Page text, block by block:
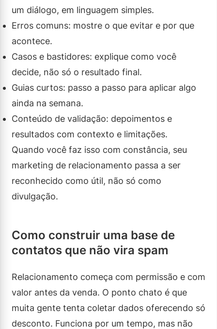
um diálogo, em linguagem simples.
Erros comuns: mostre o que evitar e por que
acontece.
Casos e bastidores: explique como você
decide, não só o resultado final.
Guias curtos: passo a passo para aplicar algo
ainda na semana.
Conteúdo de validação: depoimentos e
resultados com contexto e limitações.
Quando você faz isso com constância, seu
marketing de relacionamento passa a ser
reconhecido como útil, não só como
divulgação.
Como construir uma base de
contatos que não vira spam
Relacionamento começa com permissão e com
valor antes da venda. O ponto chato é que
muita gente tenta coletar dados oferecendo só
desconto. Funciona por um tempo, mas não